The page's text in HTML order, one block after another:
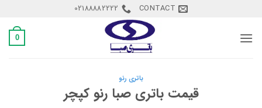
content
CONTACT
02188882222
0
باتری رنو
قیمت باتری صبا رنو کپچر